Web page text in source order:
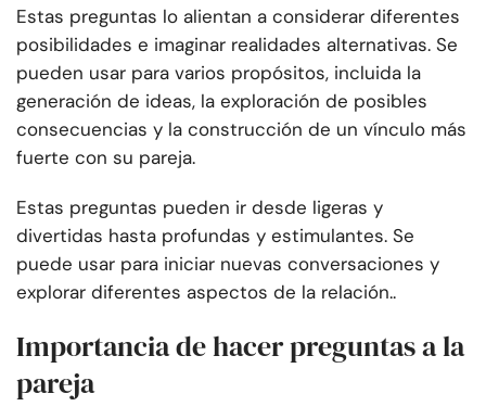
Estas preguntas lo alientan a considerar diferentes
posibilidades e imaginar realidades alternativas. Se
pueden usar para varios propósitos, incluida la
generación de ideas, la exploración de posibles
consecuencias y la construcción de un vínculo más
fuerte con su pareja.
Estas preguntas pueden ir desde ligeras y
divertidas hasta profundas y estimulantes. Se
puede usar para iniciar nuevas conversaciones y
explorar diferentes aspectos de la relación..
Importancia de hacer preguntas a la
pareja